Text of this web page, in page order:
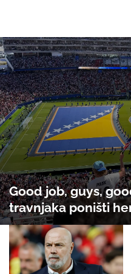
Good job, guys,
travnjaka poništi